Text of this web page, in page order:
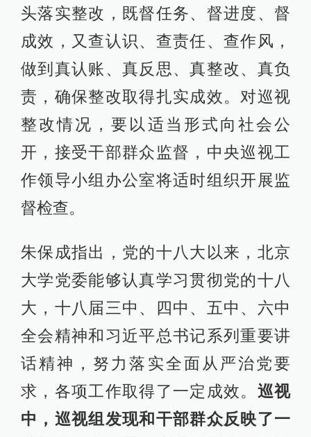
头落实整改，既督任务、督进度、督
成效，又查认识、查责任、查作风，
做到真认账、真反思、真整改、真负
责，确保整改取得扎实成效。对巡视
整改情况，要以适当形式向社会公
开，接受干部群众监督，中央巡视工
作领导小组办公室将适时组织开展监
督检查。
朱保成指出，党的十八大以来，北京
大学党委能够认真学习贯彻党的十八
大，十八届三中、四中、五中、六中
全会精神和习近平总书记系列重要讲
话精神，努力落实全面从严治党要
求，各项工作取得了一定成效。 巡视
中，巡视组发现和干部群众反映了一